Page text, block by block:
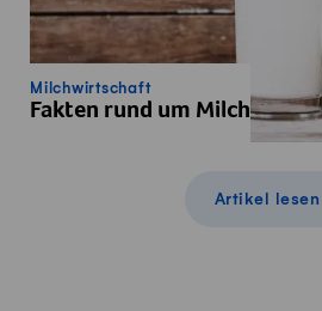
Milchwirtschaft
Fakten rund um Milch
Artikel lesen